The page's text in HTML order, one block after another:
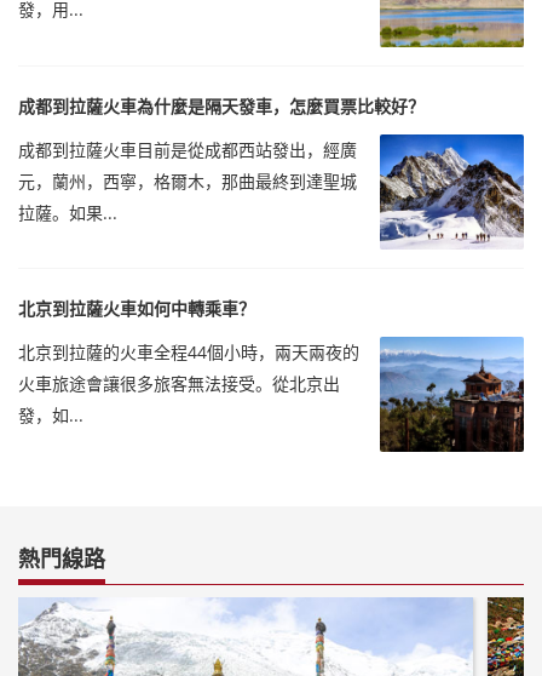
發，用...
成都到拉薩火車為什麼是隔天發車，怎麼買票比較好？
成都到拉薩火車目前是從成都西站發出，經廣
元，蘭州，西寧，格爾木，那曲最終到達聖城
拉薩。如果...
北京到拉薩火車如何中轉乘車？
北京到拉薩的火車全程44個小時，兩天兩夜的
火車旅途會讓很多旅客無法接受。從北京出
發，如...
熱門線路